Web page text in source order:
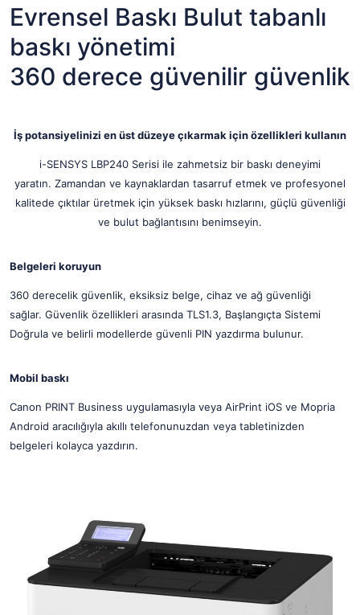
Evrensel Baskı Bulut tabanlı
baskı yönetimi
360 derece güvenilir güvenlik
İş potansiyelinizi en üst düzeye çıkarmak için özellikleri kullanın
i-SENSYS LBP240 Serisi ile zahmetsiz bir baskı deneyimi
yaratın. Zamandan ve kaynaklardan tasarruf etmek ve profesyonel
kalitede çıktılar üretmek için yüksek baskı hızlarını, güçlü güvenliği
ve bulut bağlantısını benimseyin.
Belgeleri koruyun
360 derecelik güvenlik, eksiksiz belge, cihaz ve ağ güvenliği
sağlar. Güvenlik özellikleri arasında TLS1.3, Başlangıçta Sistemi
Doğrula ve belirli modellerde güvenli PIN yazdırma bulunur.
Mobil baskı
Canon PRINT Business uygulamasıyla veya AirPrint iOS ve Mopria
Android aracılığıyla akıllı telefonunuzdan veya tabletinizden
belgeleri kolayca yazdırın.